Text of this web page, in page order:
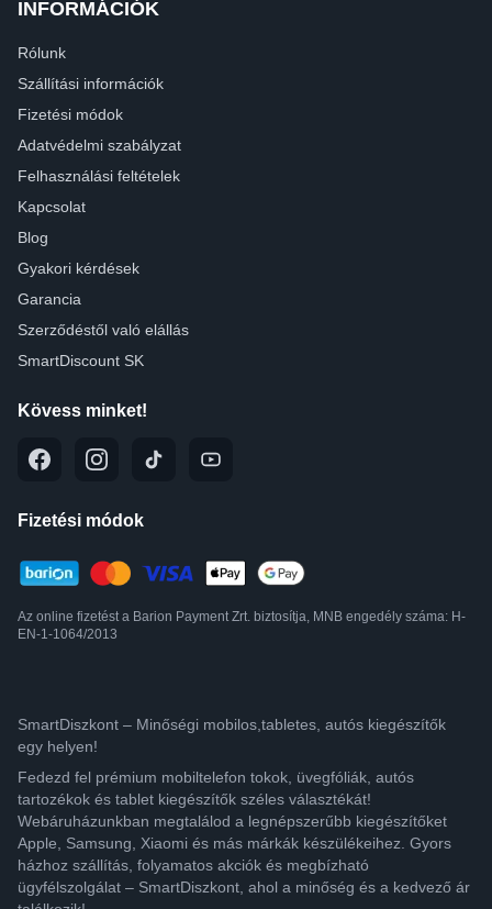
INFORMÁCIÓK
Rólunk
Szállítási információk
Fizetési módok
Adatvédelmi szabályzat
Felhasználási feltételek
Kapcsolat
Blog
Gyakori kérdések
Garancia
Szerződéstől való elállás
SmartDiscount SK
Kövess minket!
Fizetési módok
Az online fizetést a Barion Payment Zrt. biztosítja, MNB engedély száma: H-
EN-1-1064/2013
SmartDiszkont – Minőségi mobilos,tabletes, autós kiegészítők
egy helyen!
Fedezd fel prémium mobiltelefon tokok, üvegfóliák, autós
tartozékok és tablet kiegészítők széles választékát!
Webáruházunkban megtalálod a legnépszerűbb kiegészítőket
Apple, Samsung, Xiaomi és más márkák készülékeihez. Gyors
házhoz szállítás, folyamatos akciók és megbízható
ügyfélszolgálat – SmartDiszkont, ahol a minőség és a kedvező ár